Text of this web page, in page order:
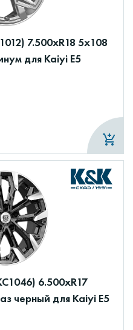
7.500xR18 5x108
для Kaiyi E5
6.500xR17
черный для Kaiyi E5